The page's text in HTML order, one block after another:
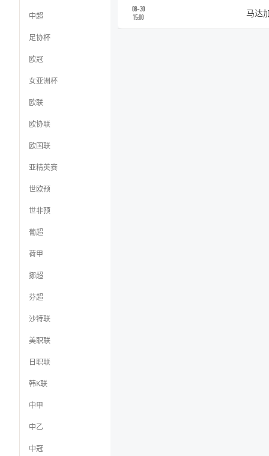
中超
足协杯
欧冠
女亚洲杯
欧联
欧协联
欧国联
亚精英赛
世欧预
世非预
葡超
荷甲
挪超
芬超
沙特联
美职联
日职联
韩K联
中甲
中乙
中冠
08-30
15:00
马达